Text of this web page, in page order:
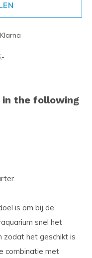
in the following
is om bij de
snel het
zodat het geschikt is
combinatie met